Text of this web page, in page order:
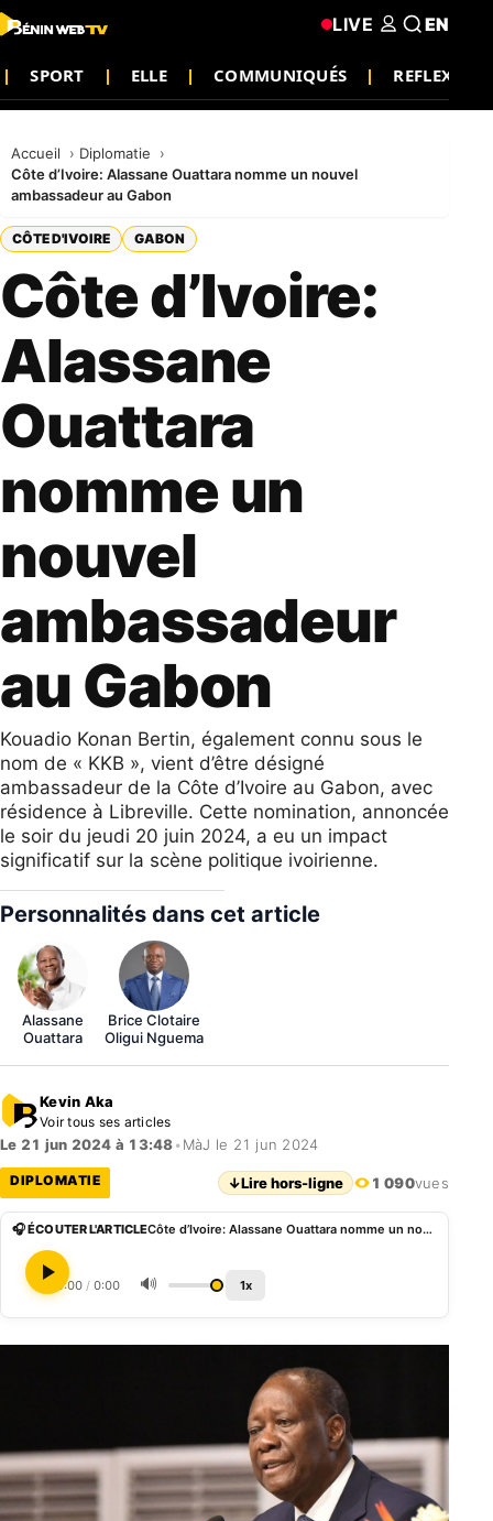
SPORT ELLE COMMUNIQUÉS REFLEXION
LIVE EN
Accueil
Diplomatie
Côte d’Ivoire: Alassane Ouattara nomme un nouvel
ambassadeur au Gabon
CÔTE D'IVOIRE GABON
Côte d’Ivoire:
Alassane
Ouattara
nomme un
nouvel
ambassadeur
au Gabon
Kouadio Konan Bertin, également connu sous le
nom de « KKB », vient d’être désigné
ambassadeur de la Côte d’Ivoire au Gabon, avec
résidence à Libreville. Cette nomination, annoncée
le soir du jeudi 20 juin 2024, a eu un impact
significatif sur la scène politique ivoirienne.
Personnalités dans cet article
Alassane
Ouattara
Brice Clotaire
Oligui Nguema
Kevin Aka
Voir tous ses articles
Le 21 jun 2024 à 13:48• MàJ le 21 jun 2024
DIPLOMATIE ↓Lire hors-ligne 1 090vues
🎧 ÉCOUTER L'ARTICLE Côte d’Ivoire: Alassane Ouattara nomme un nouvel ambassadeur au Gabon
0:00 / 0:00 🔊 1x